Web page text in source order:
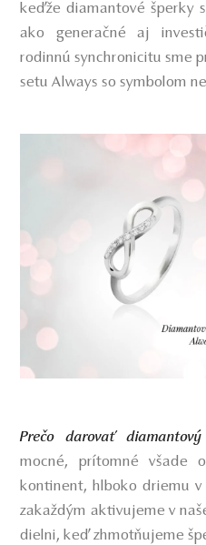
keďže diamantové šperky
ako generačné aj
rodinnú synchronicitu sme
setu Always so symbolom
Prečo darovať
mocné, prítomné všade
kontinent, hlboko driemu
zakaždým aktivujeme v
dielni, keď zhmotňujeme